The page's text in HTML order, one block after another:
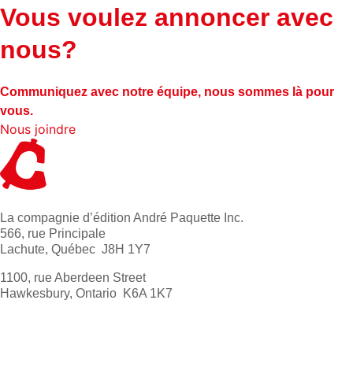
Vous voulez annoncer avec
nous?
Communiquez avec notre équipe, nous sommes là pour
vous.
Nous joindre
La compagnie d’édition André Paquette Inc.
566, rue Principale
Lachute, Québec J8H 1Y7
1100, rue Aberdeen Street
Hawkesbury, Ontario K6A 1K7